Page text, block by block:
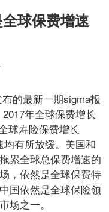
球保费增速
的最新一期sigma报
年全球保费增长
球寿险保费增长
有所放缓。美国和
累全球总保费增速的
，依然是全球保费特
国依然是全球保险领
场之一。